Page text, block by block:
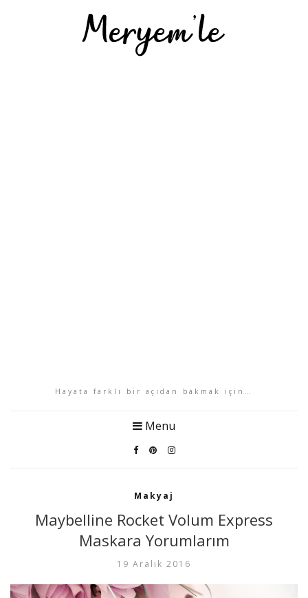
Hayata farklı bir açıdan bakmak için…
Menu
Makyaj
Maybelline Rocket Volum Express
Maskara Yorumlarım
19 Aralık 2016